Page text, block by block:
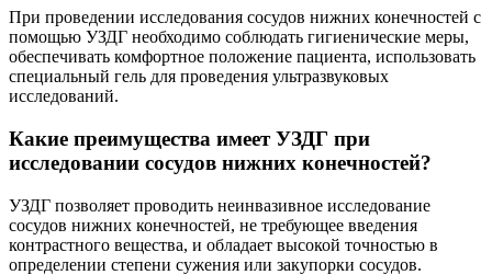
При проведении исследования сосудов нижних конечностей с
помощью УЗДГ необходимо соблюдать гигиенические меры,
обеспечивать комфортное положение пациента, использовать
специальный гель для проведения ультразвуковых
исследований.
Какие преимущества имеет УЗДГ при
исследовании сосудов нижних конечностей?
УЗДГ позволяет проводить неинвазивное исследование
сосудов нижних конечностей, не требующее введения
контрастного вещества, и обладает высокой точностью в
определении степени сужения или закупорки сосудов.